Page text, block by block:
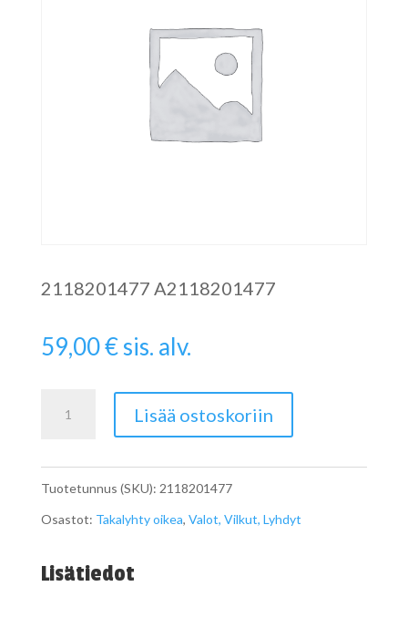
2118201477 A2118201477
59,00€sis. alv.
W211
oikea
määrä
Lisää ostoskoriin
Tuotetunnus (SKU): 2118201477
Osastot: Takalyhty oikea, Valot, Vilkut, Lyhdyt
Lisätiedot